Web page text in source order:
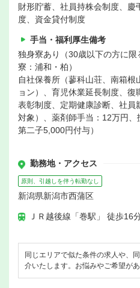
財形貯蓄、社員持株会制度、慶
度、資金貸付制度
手当・福利厚生備考
独身寮あり（30歳以下の方に
寮：浦和・柏）
自社保養所（蓼科山荘、南箱
ョン）、育児休業延長制度、
表彰制度、定期健康診断、社
対象）、薬剤師手当：12万円、
第二子5,000円付与）
勤務地・アクセス
原則、引越しを伴う転勤なし
新潟県新潟市西蒲区
ＪＲ越後線「巻駅」 徒歩16
同じエリアで似た条件の求人や、
介いたします。お悩みやご希望が